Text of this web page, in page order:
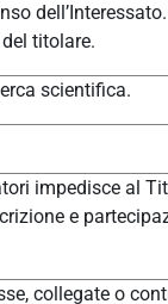
titolare.
scientifica.
impedisce al
e
collegate o